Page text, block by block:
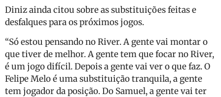
Diniz ainda citou sobre as substituições feitas e
desfalques para os próximos jogos.
“Só estou pensando no River. A gente vai montar o
que tiver de melhor. A gente tem que focar no River,
é um jogo difícil. Depois a gente vai ver o que faz. O
Felipe Melo é uma substituição tranquila, a gente
tem jogador da posição. Do Samuel, a gente vai ter